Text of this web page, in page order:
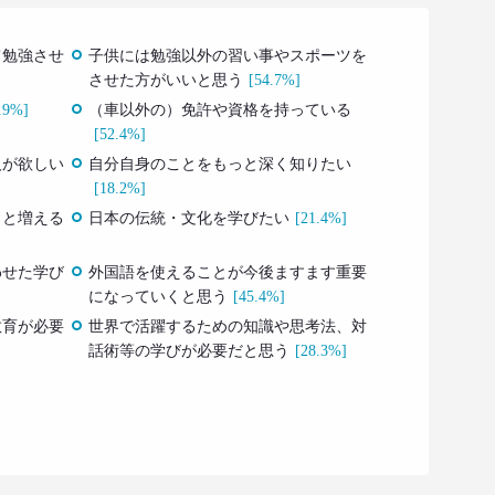
強させ
子供には勉強以外の習い事やスポーツを
させた方がいいと思う
[54.7%]
（車以外の）免許や資格を持っている
[52.4%]
欲しい
自分自身のことをもっと深く知りたい
[18.2%]
増える
日本の伝統・文化を学びたい [21.4%]
た学び
外国語を使えることが今後ますます重要
になっていくと思う
[45.4%]
が必要
世界で活躍するための知識や思考法、対
話術等の学びが必要だと思う
[28.3%]